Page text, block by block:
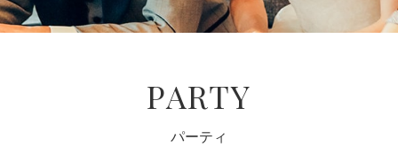
PARTY
パーティ